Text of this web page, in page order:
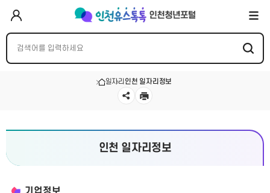
일자리 인천 일자리정보
인천 일자리정보